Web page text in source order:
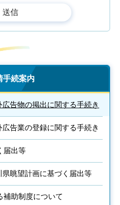
手続案内
告物の掲出に関する手続き
告業の登録に関する手続き
届出等
眺望計画に基づく届出等
補助制度について